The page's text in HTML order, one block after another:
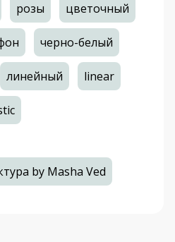
розы цветочный
черно-белый
линейный linear
by Masha Ved